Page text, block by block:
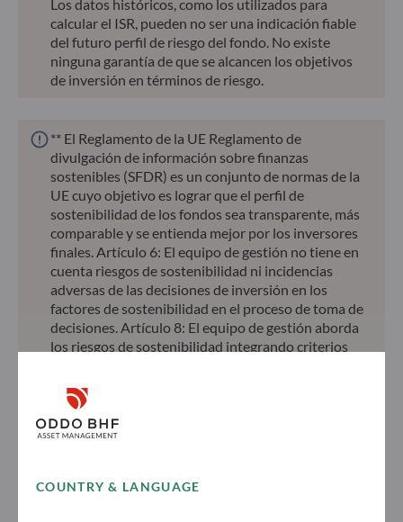
COUNTRY & LANGUAGE
Los datos históricos, como los utilizados para
calcular el ISR, pueden no ser una indicación fiable
del futuro perfil de riesgo del fondo. No existe
ninguna garantía de que se alcancen los objetivos
de inversión en términos de riesgo.
** El Reglamento de la UE Reglamento de
divulgación de información sobre finanzas
sostenibles (SFDR) es un conjunto de normas de la
UE cuyo objetivo es lograr que el perfil de
sostenibilidad de los fondos sea transparente, más
comparable y se entienda mejor por los inversores
finales. Artículo 6: El equipo de gestión no tiene en
cuenta riesgos de sostenibilidad ni incidencias
adversas de las decisiones de inversión en los
factores de sostenibilidad en el proceso de toma de
decisiones. Artículo 8: El equipo de gestión aborda
los riesgos de sostenibilidad integrando criterios
de inversión. Artículo 9: El equipo de gestión
persigue un objetivo de inversión estrictamente
sostenible que contribuye de forma significativa a
calificaciones proporcionadas por el proveedor de